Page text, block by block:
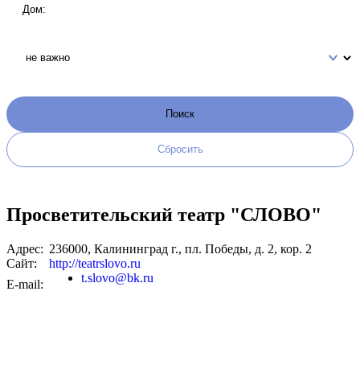
Просветительский театр "СЛОВО"
Адрес: 236000, Калининград г., пл. Победы, д. 2, кор. 2
Сайт:
http://teatrslovo.ru
E-mail:
t.slovo@bk.ru